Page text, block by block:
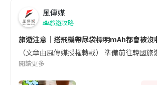
風傳媒
旅遊攻略
旅遊注意｜搭飛機帶尿袋標明mAh都會被
（文章由風傳媒授權轉載） 準備前往韓
閱讀更多